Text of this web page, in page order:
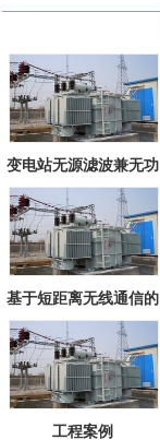
变电站无源滤波兼无功
补偿装置
基于短距离无线通信的
变电站设备
工程案例